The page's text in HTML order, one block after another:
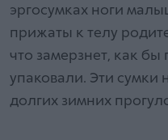
эргосумках ноги
прижаты к телу
что замерзнет, как
упаковали. Эти сумки
долгих зимних